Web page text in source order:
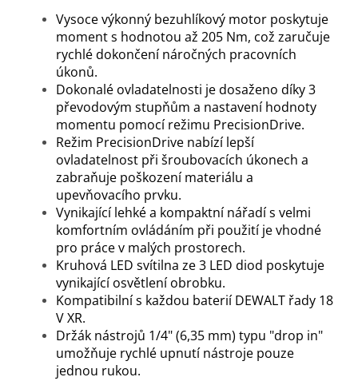
Vysoce výkonný bezuhlíkový motor poskytuje
moment s hodnotou až 205 Nm, což zaručuje
rychlé dokončení náročných pracovních
úkonů.
Dokonalé ovladatelnosti je dosaženo díky 3
převodovým stupňům a nastavení hodnoty
momentu pomocí režimu PrecisionDrive.
Režim PrecisionDrive nabízí lepší
ovladatelnost při šroubovacích úkonech a
zabraňuje poškození materiálu a
upevňovacího prvku.
Vynikající lehké a kompaktní nářadí s velmi
komfortním ovládáním při použití je vhodné
pro práce v malých prostorech.
Kruhová LED svítilna ze 3 LED diod poskytuje
vynikající osvětlení obrobku.
Kompatibilní s každou baterií DEWALT řady 18
V XR.
Držák nástrojů 1/4" (6,35 mm) typu "drop in"
umožňuje rychlé upnutí nástroje pouze
jednou rukou.